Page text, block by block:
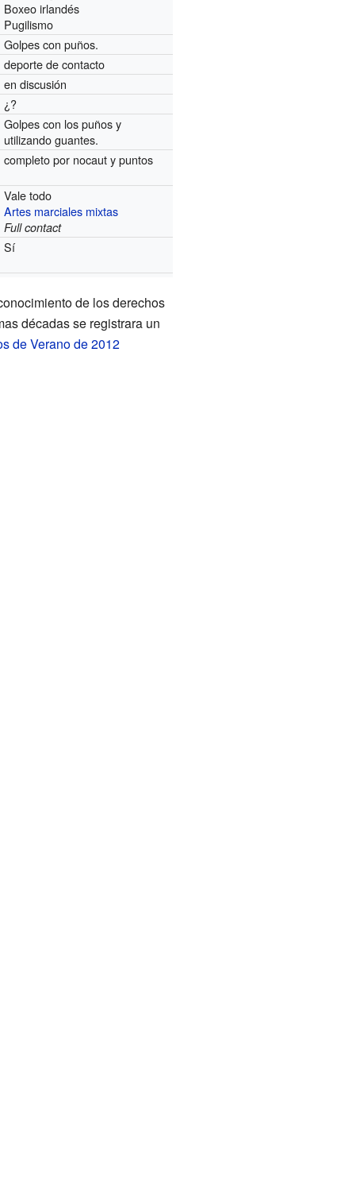
Boxeo irlandés
Pugilismo
Golpes con puños.
deporte de contacto
en discusión
¿?
Golpes con los puños y
utilizando guantes.
completo por nocaut y puntos
Vale todo
Artes marciales mixtas
Full contact
Sí
de los derechos
décadas se registrara un
de Verano de 2012